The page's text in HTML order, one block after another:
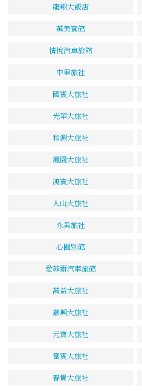
龍翔大飯店
萬美賓館
情悅汽車旅館
中里旅社
國賓大旅社
光華大旅社
和源大旅社
鳳園大旅社
鴻賓大旅社
人山大旅社
永美旅社
心園別館
愛菲爾汽車旅館
萬益大旅社
嘉興大旅社
元寶大旅社
富賓大旅社
春貴大旅社